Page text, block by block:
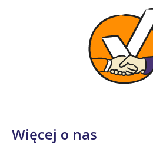
Więcej o nas